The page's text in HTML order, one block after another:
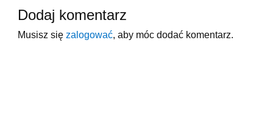
Dodaj komentarz
Musisz się zalogować , aby móc dodać komentarz.